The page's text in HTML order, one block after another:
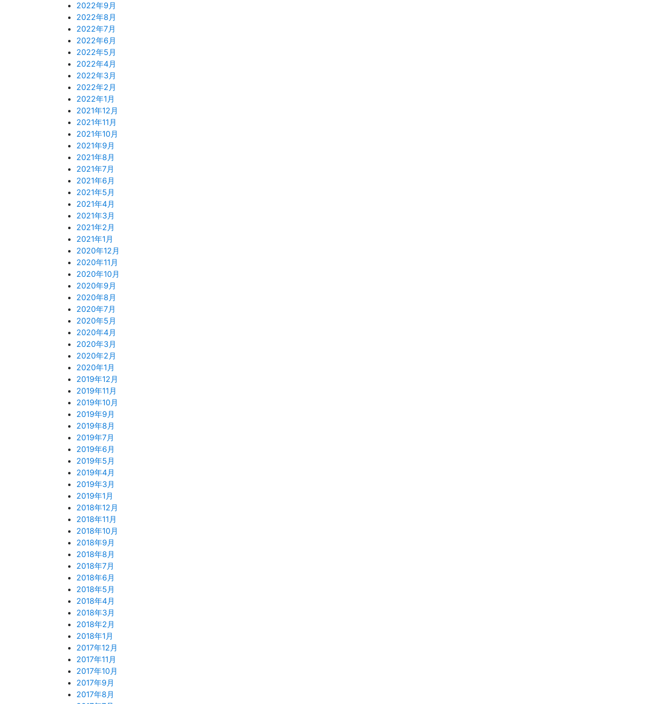
2022年9月
2022年8月
2022年7月
2022年6月
2022年5月
2022年4月
2022年3月
2022年2月
2022年1月
2021年12月
2021年11月
2021年10月
2021年9月
2021年8月
2021年7月
2021年6月
2021年5月
2021年4月
2021年3月
2021年2月
2021年1月
2020年12月
2020年11月
2020年10月
2020年9月
2020年8月
2020年7月
2020年5月
2020年4月
2020年3月
2020年2月
2020年1月
2019年12月
2019年11月
2019年10月
2019年9月
2019年8月
2019年7月
2019年6月
2019年5月
2019年4月
2019年3月
2019年1月
2018年12月
2018年11月
2018年10月
2018年9月
2018年8月
2018年7月
2018年6月
2018年5月
2018年4月
2018年3月
2018年2月
2018年1月
2017年12月
2017年11月
2017年10月
2017年9月
2017年8月